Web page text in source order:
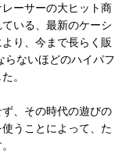
ーサーの大ヒット商
いる、最新のケーシ
り、今まで長らく販
らないほどのハイパフ
。
、その時代の遊びの
うことによって、た